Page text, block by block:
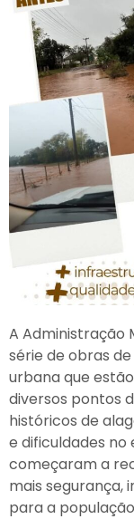
A Administração
série de obras
urbana que
diversos pontos
históricos de
e dificuldades
começaram a
mais segurança,
para a